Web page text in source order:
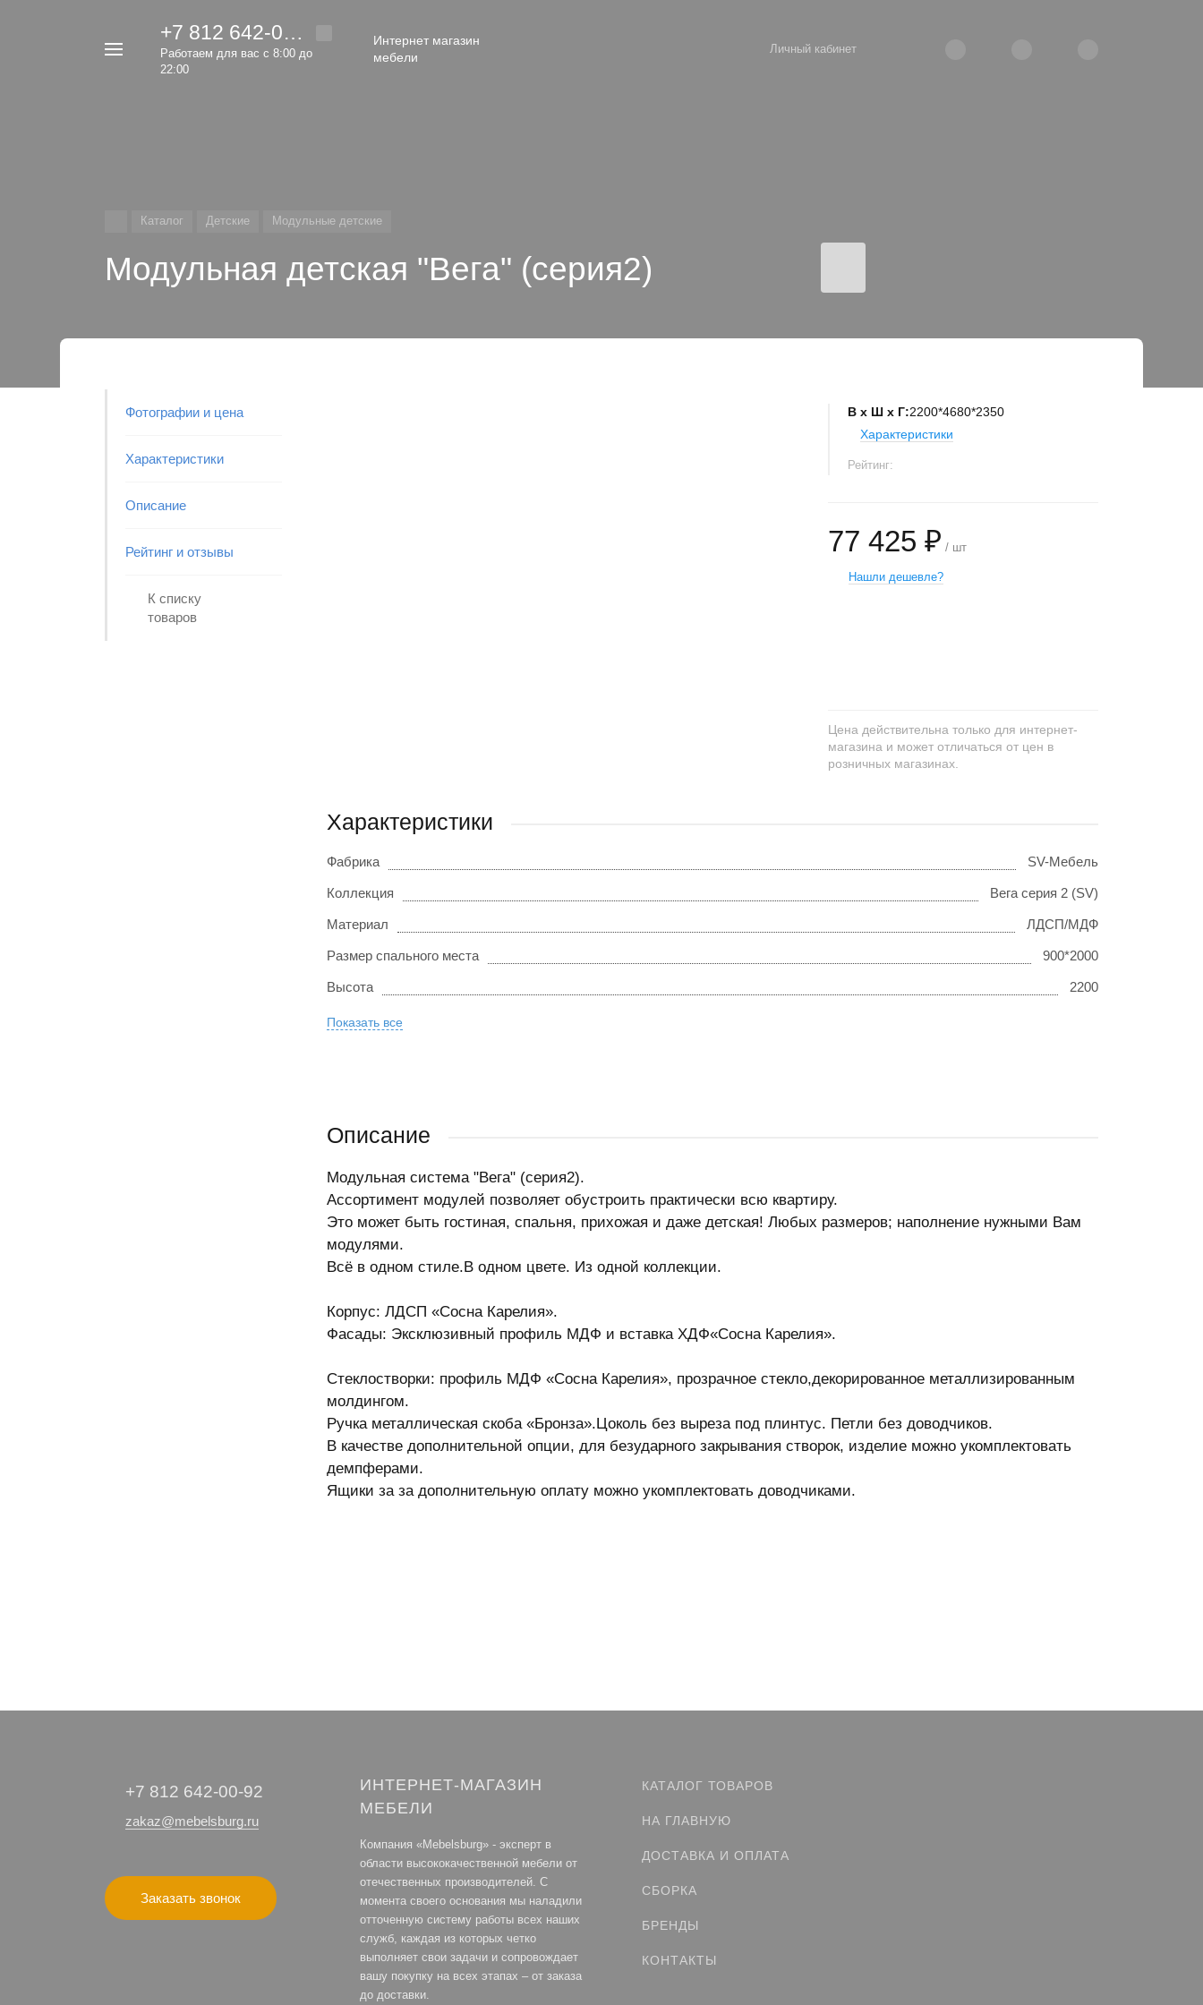
+7 812 642-00-92
Работаем для вас с 8:00 до
22:00
Интернет магазин
мебели
Личный кабинет
Каталог Детские Модульные детские
Модульная детская "Вега" (серия2)
Фотографии и цена
Характеристики
Описание
Рейтинг и отзывы
К списку
товаров
В х Ш х Г:2200*4680*2350
Характеристики
Рейтинг:
77 425 ₽ / шт
Нашли дешевле?
Цена действительна только для интернет-
магазина и может отличаться от цен в
розничных магазинах.
Характеристики
Фабрика SV-Мебель
Коллекция Вега серия 2 (SV)
Материал ЛДСП/МДФ
Размер спального места 900*2000
Высота 2200
Показать все
Описание
Модульная система "Вега" (серия2).
Ассортимент модулей позволяет обустроить практически всю квартиру.
Это может быть гостиная, спальня, прихожая и даже детская! Любых размеров; наполнение нужными Вам
модулями.
Всё в одном стиле.В одном цвете. Из одной коллекции.
Корпус: ЛДСП «Сосна Карелия».
Фасады: Эксклюзивный профиль МДФ и вставка ХДФ«Сосна Карелия».
Стеклостворки: профиль МДФ «Сосна Карелия», прозрачное стекло,декорированное металлизированным
молдингом.
Ручка металлическая скоба «Бронза».Цоколь без выреза под плинтус. Петли без доводчиков.
В качестве дополнительной опции, для безударного закрывания створок, изделие можно укомплектовать
демпферами.
Ящики за за дополнительную оплату можно укомплектовать доводчиками.
+7 812 642-00-92
zakaz@mebelsburg.ru
Заказать звонок
ИНТЕРНЕТ-МАГАЗИН
МЕБЕЛИ
Компания «Mebelsburg» - эксперт в
области высококачественной мебели от
отечественных производителей. С
момента своего основания мы наладили
отточенную систему работы всех наших
служб, каждая из которых четко
выполняет свои задачи и сопровождает
вашу покупку на всех этапах – от заказа
до доставки.
КАТАЛОГ ТОВАРОВ
НА ГЛАВНУЮ
ДОСТАВКА И ОПЛАТА
СБОРКА
БРЕНДЫ
КОНТАКТЫ